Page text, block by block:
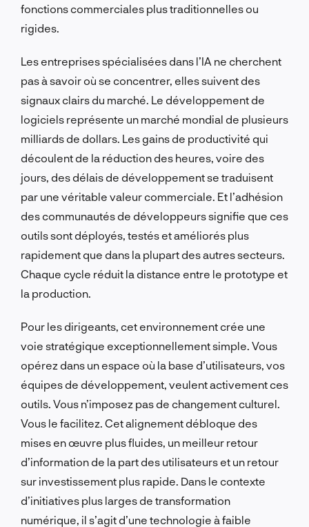
fonctions commerciales plus traditionnelles ou
rigides.
Les entreprises spécialisées dans l’IA ne cherchent
pas à savoir où se concentrer, elles suivent des
signaux clairs du marché. Le développement de
logiciels représente un marché mondial de plusieurs
milliards de dollars. Les gains de productivité qui
découlent de la réduction des heures, voire des
jours, des délais de développement se traduisent
par une véritable valeur commerciale. Et l’adhésion
des communautés de développeurs signifie que ces
outils sont déployés, testés et améliorés plus
rapidement que dans la plupart des autres secteurs.
Chaque cycle réduit la distance entre le prototype et
la production.
Pour les dirigeants, cet environnement crée une
voie stratégique exceptionnellement simple. Vous
opérez dans un espace où la base d’utilisateurs, vos
équipes de développement, veulent activement ces
outils. Vous n’imposez pas de changement culturel.
Vous le facilitez. Cet alignement débloque des
mises en œuvre plus fluides, un meilleur retour
d’information de la part des utilisateurs et un retour
sur investissement plus rapide. Dans le contexte
d’initiatives plus larges de transformation
numérique, il s’agit d’une technologie à faible